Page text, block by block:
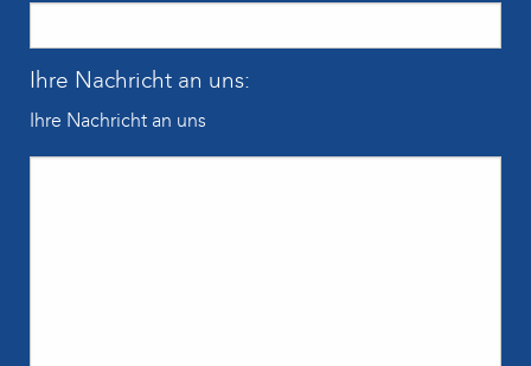
Ihre Nachricht an uns:
Ihre Nachricht an uns